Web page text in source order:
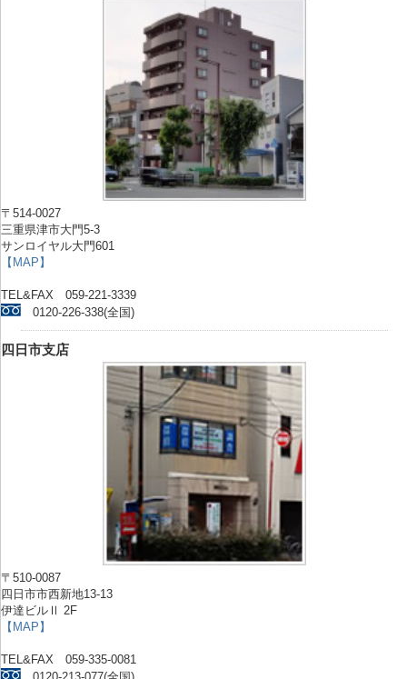
〒514-0027
三重県津市大門5-3
サンロイヤル大門601
【MAP】
TEL&FAX 059-221-3339
0120-226-338(全国)
四日市支店
〒510-0087
四日市市西新地13-13
伊達ビルⅡ 2F
【MAP】
TEL&FAX 059-335-0081